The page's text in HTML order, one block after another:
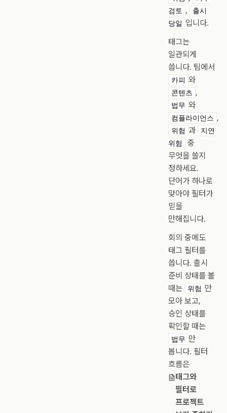
검토 ,
출시
당일 입니다.
태그는
일관되게
씁니다. 팀에서
카피 와
콘텐츠 ,
법무 와
컴플라이언스 ,
위험 과
지연
위험
중
무엇을 쓸지
정하세요.
단어가 하나로
맞아야 필터가
믿을
만해집니다.
회의 중에도
태그 필터를
씁니다. 출시
준비 상태를 볼
때는
위험 만
모아 보고,
승인 상태를
확인할 때는
법무 만
봅니다. 필터
흐름은
태그와
필터로
프로젝트